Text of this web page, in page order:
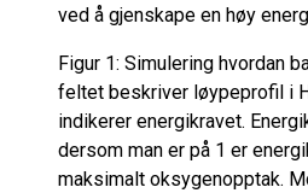
ved å gjenskape en høy
Figur 1: Simulering hvordan
feltet beskriver løypeprofil i
indikerer energikravet.
dersom man er på 1 er
maksimalt oksygenopptak.